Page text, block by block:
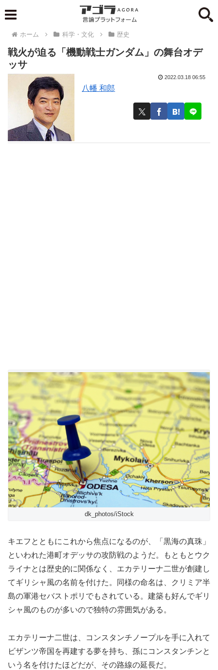
ホーム 科学・文化 歴史
戦火が迫る「機動戦士ガンダム」の舞台オデ
ッサ
八幡 和郎
2022.03.18 06:55
dk_photos/iStock
キエフとともにこれから焦点になるのが、「黒海の真珠」
といわれた港町オデッサの攻防戦のようだ。もともとウク
ライナとは歴史的に関係なく、エカテリーナ二世が創建し
てギリシャ風の名前を付けた。同様の命名は、クリミア半
島の軍港セバストポリでもされている。建築も好んでギリ
シャ風のものが多いので独特の雰囲気がある。
エカテリーナ二世は、コンスタンチノープルを手に入れて
ビザンツ帝国を再建する夢を持ち、孫にコンスタンチンと
いう名を付けたほどだが、その路線の延長だ。